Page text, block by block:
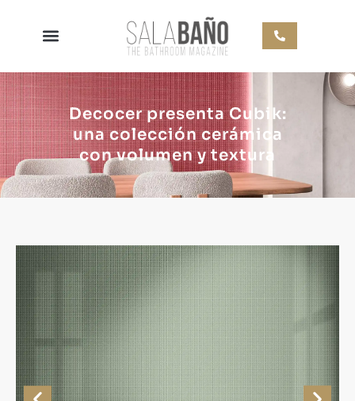
Decocer presenta Cubik:
una colección cerámica
con volumen y textura